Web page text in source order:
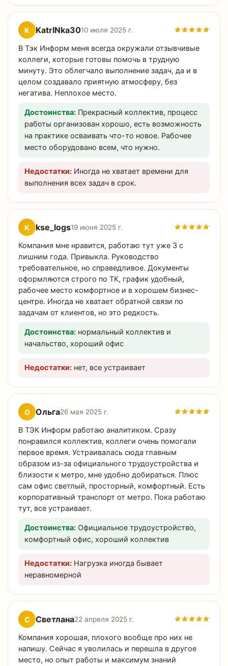
K KatrINka3010 июля 2025 г.
В Тэк Информ меня всегда окружали отзывчивые
коллеги, которые готовы помочь в трудную
минуту. Это облегчало выполнение задач, да и в
целом создавало приятную атмосферу, без
негатива. Неплохое место.
Достоинства: Прекрасный коллектив, процесс
работы организован хорошо, есть возможность
на практике осваивать что-то новое. Рабочее
место оборудовано всем, что нужно.
Недостатки: Иногда не хватает времени для
выполнения всех задач в срок.
K kse_logs19 июня 2025 г.
Компания мне нравится, работаю тут уже 3 с
лишним года. Привыкла. Руководство
требовательное, но справедливое. Документы
оформляются строго по ТК, график удобный,
рабочее место комфортное и в хорошем бизнес-
центре. Иногда не хватает обратной связи по
задачам от клиентов, но это редкость.
Достоинства: нормальный коллектив и
начальство, хороший офис
Недостатки: нет, все устраивает
О Ольга26 мая 2025 г.
В ТЭК Информ работаю аналитиком. Сразу
понравился коллектив, коллеги очень помогали
первое время. Устраивалась сюда главным
образом из-за официального трудоустройства и
близости к метро, мне удобно добираться. Плюс
сам офис светлый, просторный, комфортный. Есть
корпоративный транспорт от метро. Пока работаю
тут, все устраивает.
Достоинства: Официальное трудоустройство,
комфортный офис, хороший коллектив
Недостатки: Нагрузка иногда бывает
неравномерной
С Светлана22 апреля 2025 г.
Компания хорошая, плохого вообще про них не
напишу. Сейчас я уволилась и перешла в другое
место, но опыт работы и максимум знаний